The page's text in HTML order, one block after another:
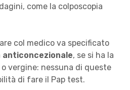
come la colposcopia
col medico va specificato
anticoncezionale, se si ha la
vergine: nessuna di queste
di fare il Pap test.